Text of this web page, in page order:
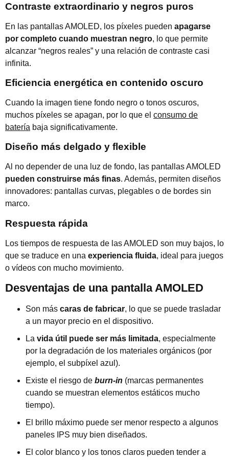
Contraste extraordinario y negros puros
En las pantallas AMOLED, los píxeles pueden apagarse
por completo cuando muestran negro, lo que permite
alcanzar “negros reales” y una relación de contraste casi
infinita.
Eficiencia energética en contenido oscuro
Cuando la imagen tiene fondo negro o tonos oscuros,
muchos píxeles se apagan, por lo que el consumo de
batería baja significativamente.
Diseño más delgado y flexible
Al no depender de una luz de fondo, las pantallas AMOLED
pueden construirse más finas. Además, permiten diseños
innovadores: pantallas curvas, plegables o de bordes sin
marco.
Respuesta rápida
Los tiempos de respuesta de las AMOLED son muy bajos, lo
que se traduce en una experiencia fluida, ideal para juegos
o vídeos con mucho movimiento.
Desventajas de una pantalla AMOLED
Son más caras de fabricar, lo que se puede trasladar
a un mayor precio en el dispositivo.
La vida útil puede ser más limitada, especialmente
por la degradación de los materiales orgánicos (por
ejemplo, el subpíxel azul).
Existe el riesgo de burn-in (marcas permanentes
cuando se muestran elementos estáticos mucho
tiempo).
El brillo máximo puede ser menor respecto a algunos
paneles IPS muy bien diseñados.
El color blanco y los tonos claros pueden tender a